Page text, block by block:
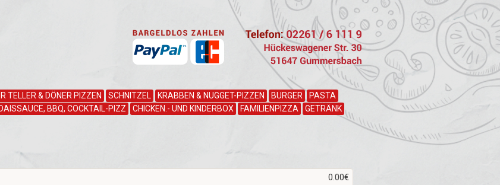
TELLER & DÖNER PIZZEN SCHNITZEL KRABBEN & NUGGET-PIZZEN BURGER
PASTA
BBQ, COCKTAIL-PIZZ CHICKEN.- UND KINDERBOX FAMILIENPIZZA GETRÄNK
0.00€